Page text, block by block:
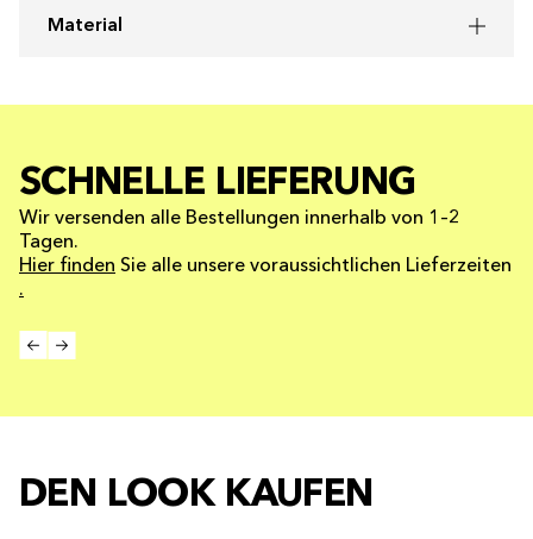
Material
SCHNELLE LIEFERUNG
Wir versenden alle Bestellungen innerhalb von 1–2
Tagen.
Hier finden Sie alle unsere voraussichtlichen Lieferzeiten
.
DEN LOOK KAUFEN